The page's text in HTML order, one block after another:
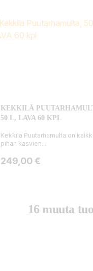
KEKKILÄ
50 L, LAVA 60 KPL
Kekkilä Puutarhamulta on
pihan kasvien...
Hinta
249,00 €
16 muuta